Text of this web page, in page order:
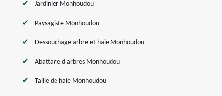
Jardinier Monhoudou
Paysagiste Monhoudou
Dessouchage arbre et haie Monhoudou
Abattage d'arbres Monhoudou
Taille de haie Monhoudou